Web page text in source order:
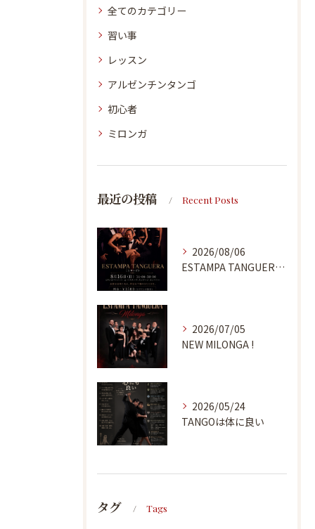
全てのカテゴリー
習い事
レッスン
アルゼンチンタンゴ
初心者
ミロンガ
最近の投稿 Recent Posts
2026/08/06
ESTAMPA TANGUERA MILONGA
2026/07/05
NEW MILONGA !
2026/05/24
TANGOは体に良い
タグ Tags